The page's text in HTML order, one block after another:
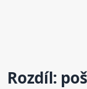
Rozdíl: